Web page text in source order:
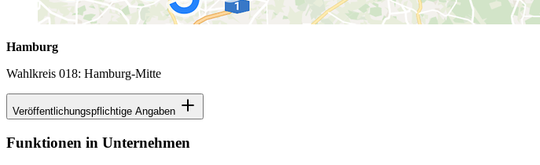
Hamburg
Wahlkreis 018: Hamburg-Mitte
Veröffentlichungspflichtige Angaben
Funktionen in Unternehmen